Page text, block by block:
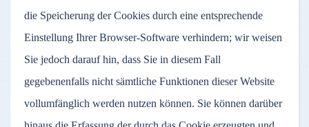
die Speicherung der Cookies durch eine entsprechende
Einstellung Ihrer Browser-Software verhindern; wir weisen
Sie jedoch darauf hin, dass Sie in diesem Fall
gegebenenfalls nicht sämtliche Funktionen dieser Website
vollumfänglich werden nutzen können. Sie können darüber